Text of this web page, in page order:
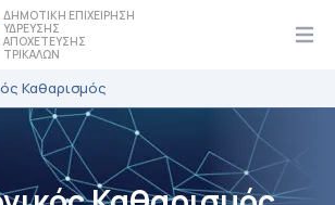
ΔΗΜΟΤΙΚΗ ΕΠΙΧΕΙΡΗΣΗ
ΥΔΡΕΥΣΗΣ
ΑΠΟΧΕΤΕΥΣΗΣ
ΤΡΙΚΑΛΩΝ
Καθαρισμός